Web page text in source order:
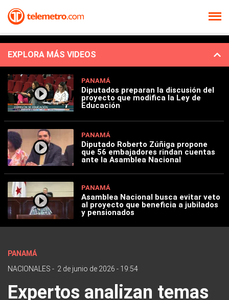
EXPLORA MÁS VIDEOS
PANAMÁ
Diputados preparan la discusión del
proyecto que modifica la Ley de
Educación
PANAMÁ
Diputado Roberto Zúñiga propone
que 56 embajadores rindan cuentas
ante la Asamblea Nacional
PANAMÁ
Asamblea Nacional busca evitar veto
al proyecto que beneficia a jubilados
y pensionados
PANAMÁ
NACIONALES - 2 de junio de 2026 - 19:54
Expertos analizan temas